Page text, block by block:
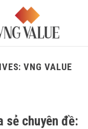
VNG VALUE
sẻ chuyên đề: